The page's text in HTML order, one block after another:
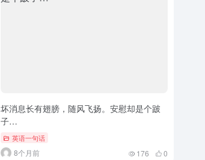
坏消息长有翅膀，随风飞扬。安慰却是个跛
子…
英语一句话
8个月前 176 0